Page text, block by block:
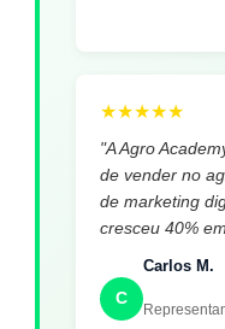
★★★★★
"A Agro
de vender no
de marketing
cresceu 40%
C
Carlos M.